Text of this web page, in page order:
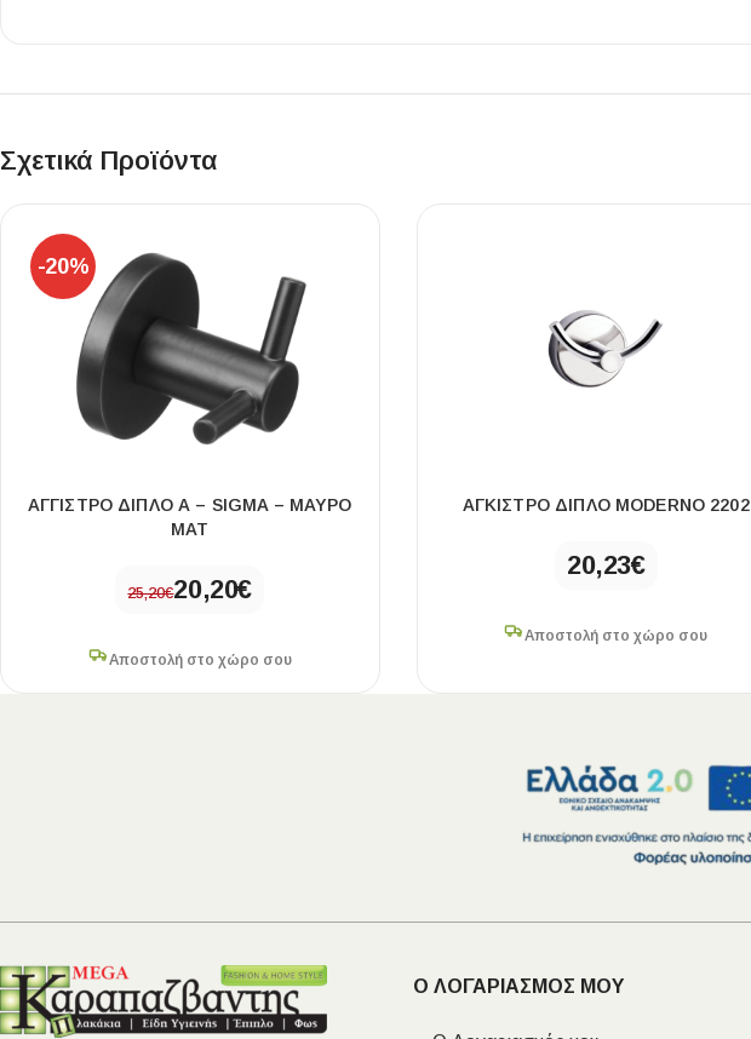
Σχετικά Προϊόντα
-20%
ΑΓΓΙΣΤΡΟ ΔΙΠΛΟ Α – SIGMA – ΜΑΥΡΟ
ΜΑΤ
25,20€20,20€
Αποστολή στο χώρο σου
ΆΓΚΙΣΤΡΟ ΔΙΠΛΌ MODERNO 2202
20,23€
Αποστολή στο χώρο σου
Ο ΛΟΓΑΡΙΑΣΜΟΣ ΜΟΥ